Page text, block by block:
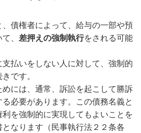
債権者によって、給与の一部や預
、 差押えの強制執行をされる可能
払いをしない人に対して、強制的
です。
には、通常、訴訟を起こして勝訴
必要があります。この債務名義と
を強制的に実現してもよいことを
なります（民事執行法２２条各